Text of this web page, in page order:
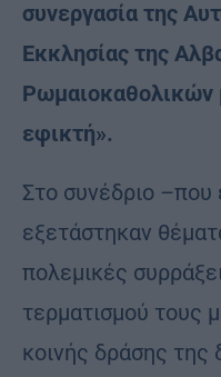
συνεργασία της
Εκκλησίας της
Ρωμαιοκαθολικών
εφικτή».
Στο συνέδριο –που
εξετάστηκαν
πολεμικές
τερματισμού τους
κοινής δράσης της